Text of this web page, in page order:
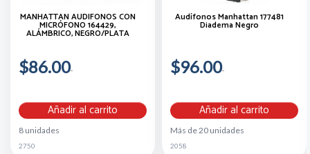
MANHATTAN AUDÍFONOS CON
MICRÓFONO 164429,
ALÁMBRICO, NEGRO/PLATA
$86.00
Añadir al carrito
8 unidades
2750
Audífonos Manhattan 177481
Diadema Negro
$96.00
Añadir al carrito
Más de 20 unidades
2058